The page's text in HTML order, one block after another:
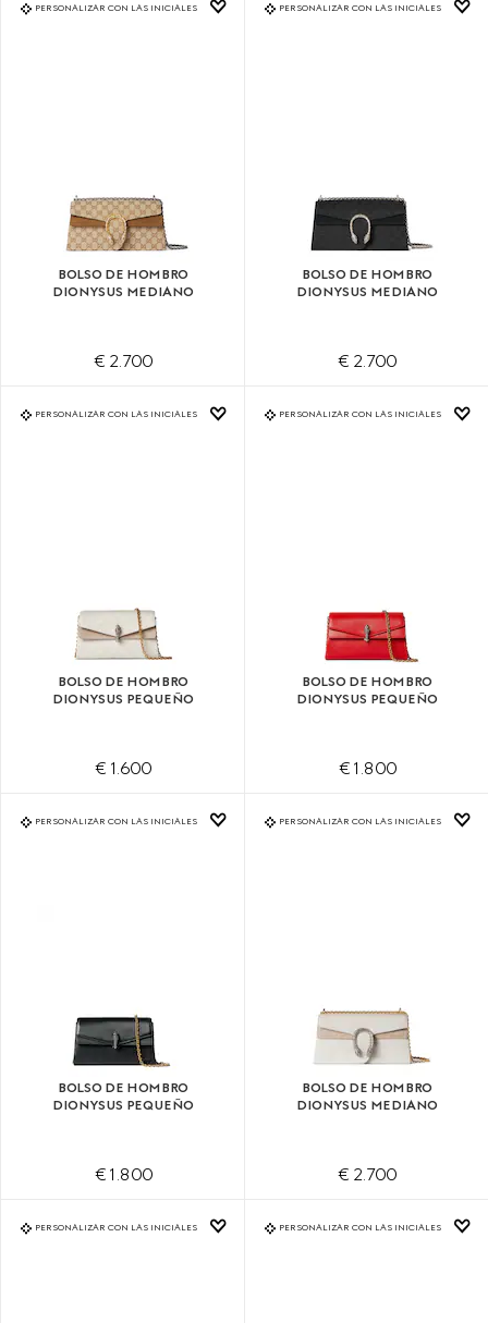
PERSONALIZAR CON LAS INICIALES
BOLSO DE HOMBRO
DIONYSUS MEDIANO
€ 2.700
PERSONALIZAR CON LAS INICIALES
BOLSO DE HOMBRO
DIONYSUS MEDIANO
€ 2.700
PERSONALIZAR CON LAS INICIALES
BOLSO DE HOMBRO
DIONYSUS PEQUEÑO
€ 1.600
PERSONALIZAR CON LAS INICIALES
BOLSO DE HOMBRO
DIONYSUS PEQUEÑO
€ 1.800
PERSONALIZAR CON LAS INICIALES
BOLSO DE HOMBRO
DIONYSUS PEQUEÑO
€ 1.800
PERSONALIZAR CON LAS INICIALES
BOLSO DE HOMBRO
DIONYSUS MEDIANO
€ 2.700
PERSONALIZAR CON LAS INICIALES PERSONALIZAR CON LAS INICIALES